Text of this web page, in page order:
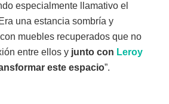
especialmente llamativo el
una estancia sombría y
muebles recuperados que no
entre ellos y junto con Leroy
este espacio”.